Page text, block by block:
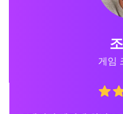
게임